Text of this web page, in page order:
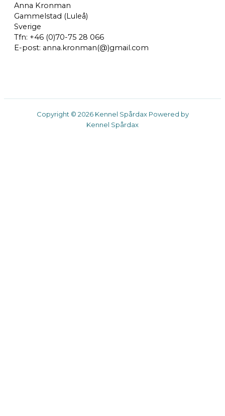
Anna Kronman
Gammelstad (Luleå)
Sverige
Tfn: +46 (0)70-75 28 066
E-post: anna.kronman(@)gmail.com
Copyright © 2026 Kennel Spårdax Powered by
Kennel Spårdax